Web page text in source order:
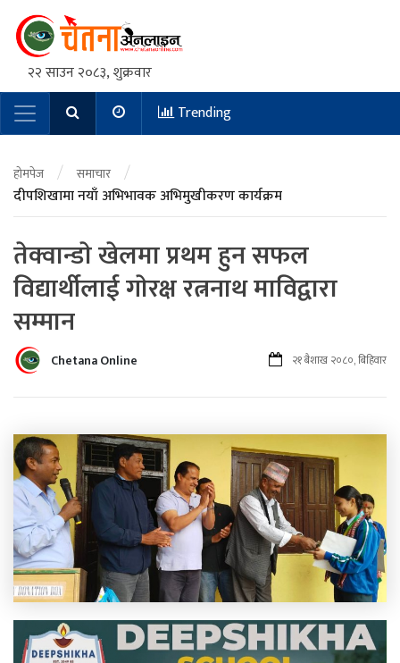
२२ साउन २०८३, शुक्रवार
Main NavigationTrending
होमपेज / समाचार /
दीपशिखामा नयाँ अभिभावक अभिमुखीकरण कार्यक्रम
तेक्वान्डाे खेलमा प्रथम हुन सफल
विद्यार्थीलाई गाेरक्ष रत्ननाथ माविद्वारा
सम्मान
Chetana Online २१ बैशाख २०८०, बिहिवार